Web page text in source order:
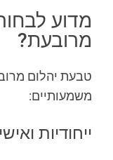
מדוע
מרובעת?
טבעת יהלום
משמעותיים:
ייחודיות